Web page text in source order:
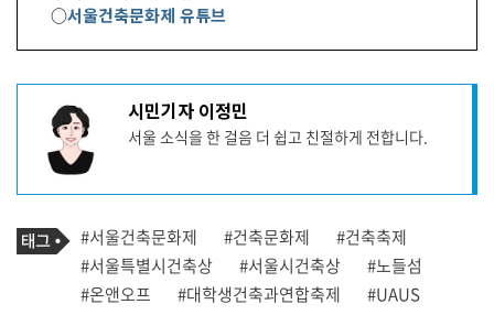
○서울건축문화제 유튜브
프
필
시민기자 이정민
서울 소식을 한 걸음 더 쉽고 친절하게 전합니다.
기
사
관
련
태
태
그
#서울건축문화제 #건축문화제
#건축축제
#서울특별시건축상
#서울시건축상
#노들섬
#온앤오프
#대학생건축과연합축제 #UAUS